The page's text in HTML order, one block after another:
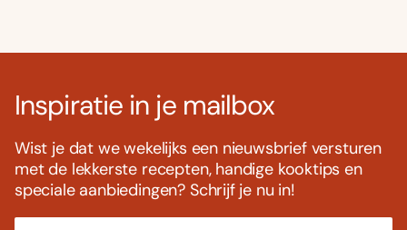
Inspiratie in je mailbox
Wist je dat we wekelijks een nieuwsbrief versturen
met de lekkerste recepten, handige kooktips en
speciale aanbiedingen? Schrijf je nu in!